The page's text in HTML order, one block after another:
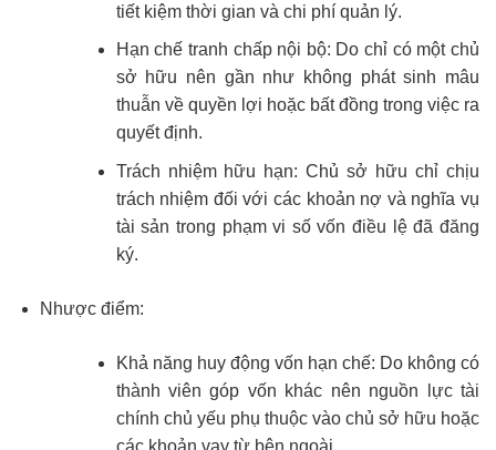
tiết kiệm thời gian và chi phí quản lý.
Hạn chế tranh chấp nội bộ: Do chỉ có một chủ
sở hữu nên gần như không phát sinh mâu
thuẫn về quyền lợi hoặc bất đồng trong việc ra
quyết định.
Trách nhiệm hữu hạn: Chủ sở hữu chỉ chịu
trách nhiệm đối với các khoản nợ và nghĩa vụ
tài sản trong phạm vi số vốn điều lệ đã đăng
ký.
Nhược điểm:
Khả năng huy động vốn hạn chế: Do không có
thành viên góp vốn khác nên nguồn lực tài
chính chủ yếu phụ thuộc vào chủ sở hữu hoặc
các khoản vay từ bên ngoài.